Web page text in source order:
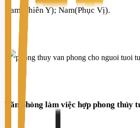
Nam(Thiên Y); Nam(Phục Vị).
Văn phòng làm việc hợp phong thủy